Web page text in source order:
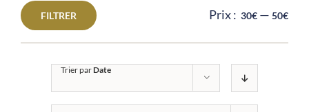
Trier parDate
Prix
min
Prix
max
FILTRER Prix : 30€ — 50€